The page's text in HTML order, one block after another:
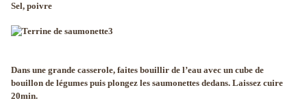
Sel, poivre
Dans une grande casserole, faites bouillir de l’eau avec un cube de
bouillon de légumes puis plongez les saumonettes dedans. Laissez cuire
20min.